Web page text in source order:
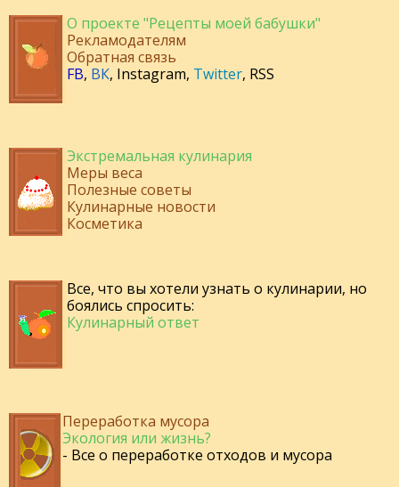
О проекте "Рецепты моей бабушки"
Рекламодателям
Обратная связь
FB, ВК, Instagram, Twitter, RSS
Экстремальная кулинария
Меры веса
Полезные советы
Кулинарные новости
Косметика
Все, что вы хотели узнать о кулинарии, но
боялись спросить:
Кулинарный ответ
Переработка мусора
Экология или жизнь?
- Все о переработке отходов и мусора